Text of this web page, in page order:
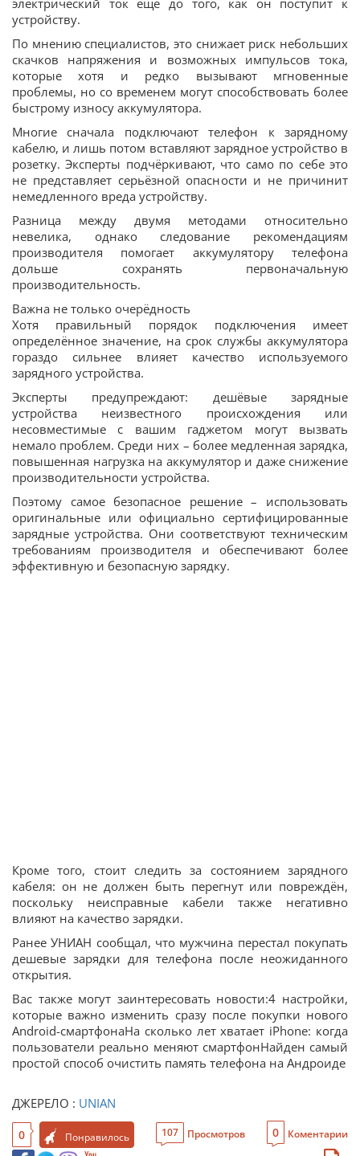
электрический ток ещё до того, как он поступит к
устройству.
По мнению специалистов, это снижает риск небольших
скачков напряжения и возможных импульсов тока,
которые хотя и редко вызывают мгновенные
проблемы, но со временем могут способствовать более
быстрому износу аккумулятора.
Многие сначала подключают телефон к зарядному
кабелю, и лишь потом вставляют зарядное устройство в
розетку. Эксперты подчёркивают, что само по себе это
не представляет серьёзной опасности и не причинит
немедленного вреда устройству.
Разница между двумя методами относительно
невелика, однако следование рекомендациям
производителя помогает аккумулятору телефона
дольше сохранять первоначальную
производительность.
Важна не только очерёдность
Хотя правильный порядок подключения имеет
определённое значение, на срок службы аккумулятора
гораздо сильнее влияет качество используемого
зарядного устройства.
Эксперты предупреждают: дешёвые зарядные
устройства неизвестного происхождения или
несовместимые с вашим гаджетом могут вызвать
немало проблем. Среди них – более медленная зарядка,
повышенная нагрузка на аккумулятор и даже снижение
производительности устройства.
Поэтому самое безопасное решение – использовать
оригинальные или официально сертифицированные
зарядные устройства. Они соответствуют техническим
требованиям производителя и обеспечивают более
эффективную и безопасную зарядку.
Кроме того, стоит следить за состоянием зарядного
кабеля: он не должен быть перегнут или повреждён,
поскольку неисправные кабели также негативно
влияют на качество зарядки.
Ранее УНИАН сообщал, что мужчина перестал покупать
дешевые зарядки для телефона после неожиданного
открытия.
Вас также могут заинтересовать новости:4 настройки,
которые важно изменить сразу после покупки нового
Android-смартфонаНа сколько лет хватает iPhone: когда
пользователи реально меняют смартфонНайден самый
простой способ очистить память телефона на Андроиде
ДЖЕРЕЛО : UNIAN
0 Понравилось 107 Просмотров 0 Коментарии